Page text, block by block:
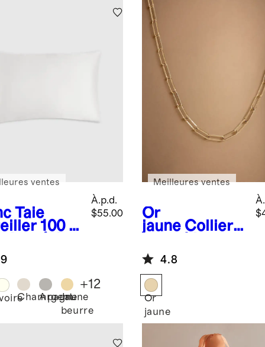
Taie
100 %
À.p.d.
$55.00
ventes
Champagne
ArgentJaune
beurre
+12
Or
jaune Collier
à chaîne
trombone
Meilleures ventes
4.8
Or
jaune